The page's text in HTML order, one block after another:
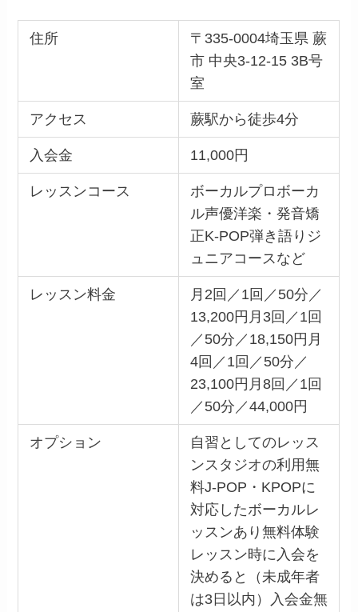
住所
〒335-0004埼玉県 蕨
市 中央3-12-15 3B号
室
アクセス 蕨駅から徒歩4分
入会金 11,000円
レッスンコース
ボーカルプロボーカ
ル声優洋楽・発音矯
正K-POP弾き語りジ
ュニアコースなど
レッスン料金
月2回／1回／50分／
13,200円月3回／1回
／50分／18,150円月
4回／1回／50分／
23,100円月8回／1回
／50分／44,000円
オプション
自習としてのレッス
ンスタジオの利用無
料J-POP・KPOPに
対応したボーカルレ
ッスンあり無料体験
レッスン時に入会を
決めると（未成年者
は3日以内）入会金無